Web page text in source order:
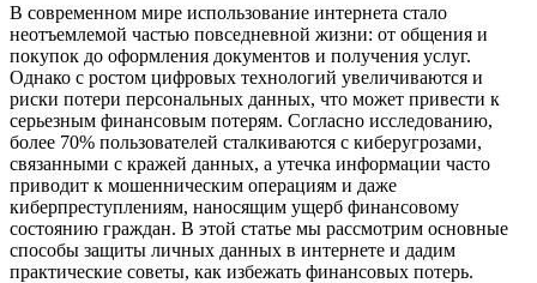
В современном мире использование интернета стало
неотъемлемой частью повседневной жизни: от общения и
покупок до оформления документов и получения услуг.
Однако с ростом цифровых технологий увеличиваются и
риски потери персональных данных, что может привести к
серьезным финансовым потерям. Согласно исследованию,
более 70% пользователей сталкиваются с киберугрозами,
связанными с кражей данных, а утечка информации часто
приводит к мошенническим операциям и даже
киберпреступлениям, наносящим ущерб финансовому
состоянию граждан. В этой статье мы рассмотрим основные
способы защиты личных данных в интернете и дадим
практические советы, как избежать финансовых потерь.